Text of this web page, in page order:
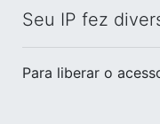
Seu IP fez
Para liberar o